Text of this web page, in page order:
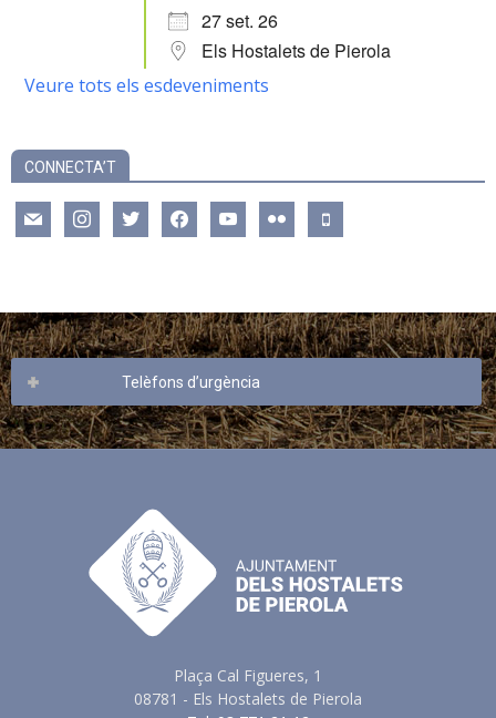
27 set. 26
Els Hostalets de Pierola
Veure tots els esdeveniments
CONNECTA’T
mail instagramtwitter facebookyoutube flickr mobile
Telèfons d’urgència
Plaça Cal Figueres, 1
08781 - Els Hostalets de Pierola